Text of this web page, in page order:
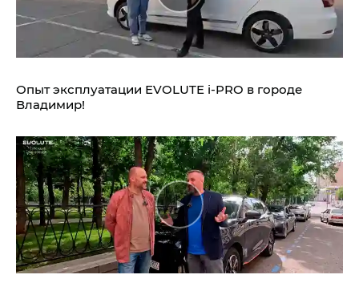
Опыт эксплуатации EVOLUTE i‑PRO в городе
Владимир!